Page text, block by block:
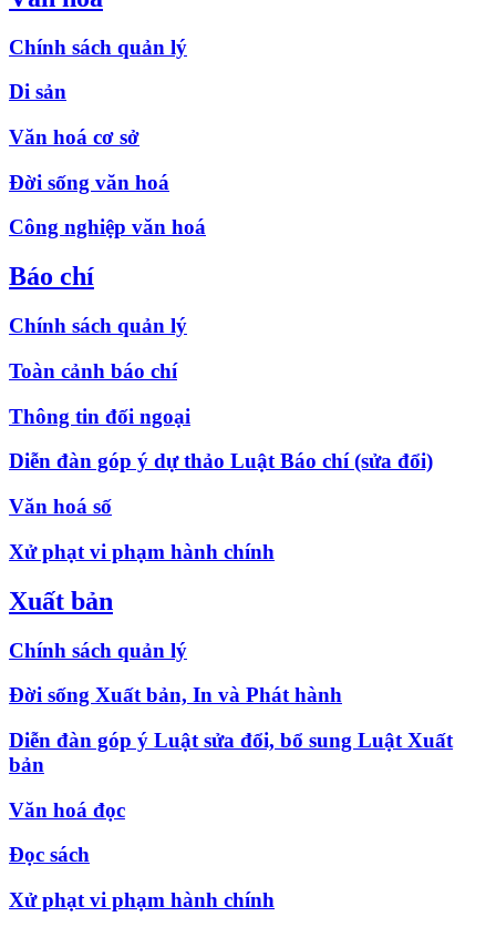
Chính sách quản lý
Di sản
Văn hoá cơ sở
Đời sống văn hoá
Công nghiệp văn hoá
Báo chí
Chính sách quản lý
Toàn cảnh báo chí
Thông tin đối ngoại
Diễn đàn góp ý dự thảo Luật Báo chí (sửa đổi)
Văn hoá số
Xử phạt vi phạm hành chính
Xuất bản
Chính sách quản lý
Đời sống Xuất bản, In và Phát hành
Diễn đàn góp ý Luật sửa đổi, bổ sung Luật Xuất
bản
Văn hoá đọc
Đọc sách
Xử phạt vi phạm hành chính